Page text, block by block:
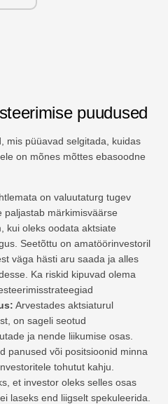
puudused
mis püüavad selgitada, kuidas
on mõnes mõttes ebasoodne
on valuutaturg tugev
paljastab märkimisväärse
kui oleks oodata aktsiate
Seetõttu on amatöörinvestoril
väga hästi aru saada ja alles
Ka riskid kipuvad olema
Arvestades aktsiaturul
on sageli seotud
ja nende liikumise osas.
panused või positsioonid minna
tohutut kahju.
et investor oleks selles osas
laseks end liigselt spekuleerida.